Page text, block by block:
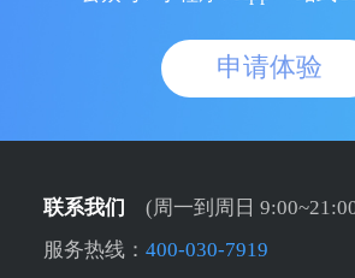
申请体验
联系我们
(周一到周日
服务热线： 400-030-7919